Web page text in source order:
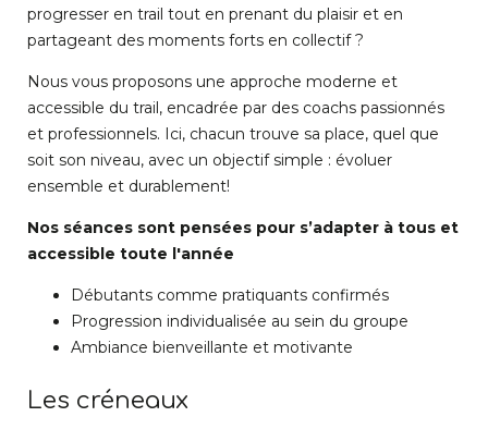
progresser en trail tout en prenant du plaisir et en
partageant des moments forts en collectif ?
Nous vous proposons une approche moderne et
accessible du trail, encadrée par des coachs passionnés
et professionnels. Ici, chacun trouve sa place, quel que
soit son niveau, avec un objectif simple : évoluer
ensemble et durablement!
Nos séances sont pensées pour s’adapter à tous et
accessible toute l'année
Débutants comme pratiquants confirmés
Progression individualisée au sein du groupe
Ambiance bienveillante et motivante
Les créneaux